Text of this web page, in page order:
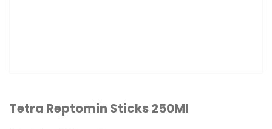
Tetra Reptomin Sticks 250Ml